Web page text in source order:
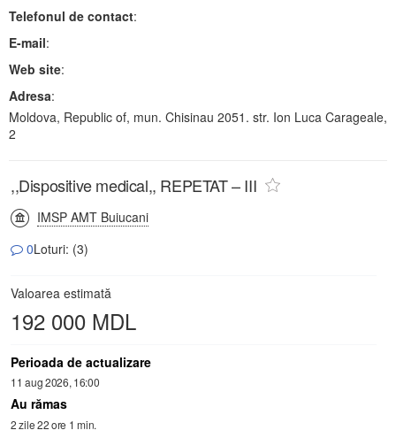
Telefonul de contact:
E-mail:
Web site:
Adresa:
Moldova, Republic of, mun. Chisinau 2051. str. Ion Luca Carageale,
2
,,Dispositive medical,, REPETAT – III
IMSP AMT Buiucani
0Loturi: (3)
Valoarea estimată
192 000 MDL
Perioada de actualizare
11 aug 2026, 16:00
Au rămas
2 zile 22 ore 1 min.